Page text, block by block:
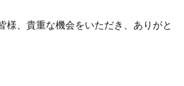
様、貴重な機会をいただき、ありがと